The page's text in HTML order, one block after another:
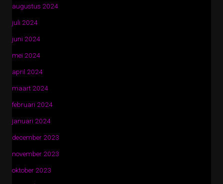
augustus 2024
juli 2024
juni 2024
mei 2024
april 2024
maart 2024
februari 2024
januari 2024
december 2023
november 2023
oktober 2023